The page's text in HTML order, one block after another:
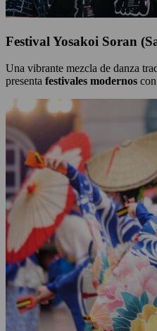
Festival Yosakoi Soran
Una vibrante mezcla de danza
presenta festivales modernos